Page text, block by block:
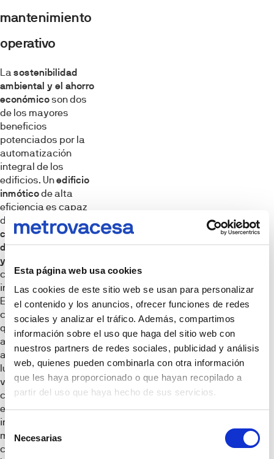
Esta página web usa cookies
Las cookies de este sitio web se usan para personalizar
el contenido y los anuncios, ofrecer funciones de redes
sociales y analizar el tráfico. Además, compartimos
información sobre el uso que haga del sitio web con
nuestros partners de redes sociales, publicidad y análisis
web, quienes pueden combinarla con otra información
que les haya proporcionado o que hayan recopilado a
partir del uso que haya hecho de sus servicios.
de
consentimiento
Necesarias
mantenimiento
operativo
La sostenibilidad
ambiental y el ahorro
económicoson dos
de los mayores
beneficios
potenciados por la
automatización
integral de los
edificios. Unedificio
inmóticode alta
eficiencia es capaz
de
reducir el
consumo eléctrico y
de agua entre un 30%
y un 40%
comparación con un
inmueble tradicional.
Este ahorro directo se
consigue gracias a
que la red inteligente
apaga
automáticamente las
luces en zonas
vacías, adapta la
climatización según
el clima exterior e
incluso detecta de
manera inmediata
cualquier fuga